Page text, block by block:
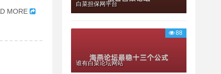
MORE
白菜担保网平台
88
谁有白菜论坛网站